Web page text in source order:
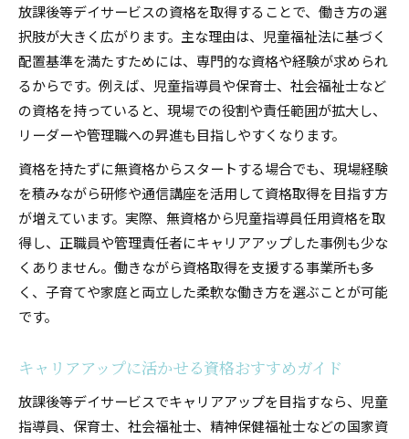
放課後等デイサービスの資格を取得することで、働き方の選
択肢が大きく広がります。主な理由は、児童福祉法に基づく
配置基準を満たすためには、専門的な資格や経験が求められ
るからです。例えば、児童指導員や保育士、社会福祉士など
の資格を持っていると、現場での役割や責任範囲が拡大し、
リーダーや管理職への昇進も目指しやすくなります。
資格を持たずに無資格からスタートする場合でも、現場経験
を積みながら研修や通信講座を活用して資格取得を目指す方
が増えています。実際、無資格から児童指導員任用資格を取
得し、正職員や管理責任者にキャリアアップした事例も少な
くありません。働きながら資格取得を支援する事業所も多
く、子育てや家庭と両立した柔軟な働き方を選ぶことが可能
です。
キャリアアップに活かせる資格おすすめガイド
放課後等デイサービスでキャリアアップを目指すなら、児童
指導員、保育士、社会福祉士、精神保健福祉士などの国家資